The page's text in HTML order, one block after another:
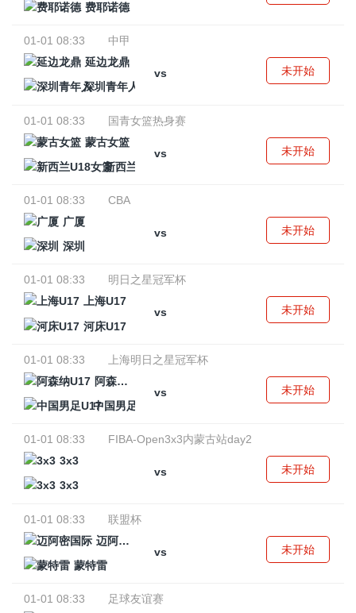
费耶诺德
01-01 08:33
中甲
延边龙鼎
vs
深圳青年人
未开始
01-01 08:33
国青女篮热身赛
蒙古女篮
vs
新西兰U18女篮
未开始
01-01 08:33
CBA
广厦
vs
深圳
未开始
01-01 08:33
明日之星冠军杯
上海U17
vs
河床U17
未开始
01-01 08:33
上海明日之星冠军杯
阿森纳U17
vs
中国男足U17
未开始
01-01 08:33
FIBA-Open3x3内蒙古站day2
3x3
vs
3x3
未开始
01-01 08:33
联盟杯
迈阿密国际
vs
蒙特雷
未开始
01-01 08:33
足球友谊赛